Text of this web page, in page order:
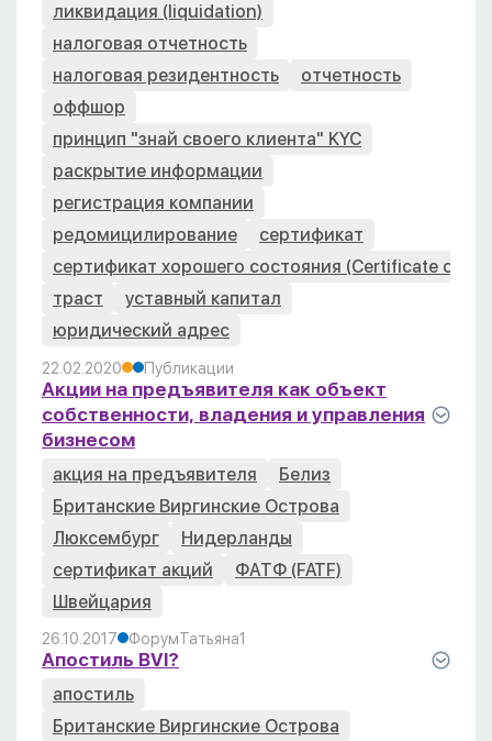
ликвидация (liquidation)
налоговая отчетность
налоговая резидентность
отчетность
оффшор
принцип "знай своего клиента" KYC
раскрытие информации
регистрация компании
редомицилирование
сертификат
сертификат хорошего состояния (Certificate of
траст
уставный капитал
юридический адрес
22.02.2020 Публикации
Акции на предъявителя как объект
собственности, владения и управления
бизнесом
акция на предъявителя
Белиз
Британские Виргинские Острова
Люксембург
Нидерланды
сертификат акций
ФАТФ (FATF)
Швейцария
26.10.2017 ФорумТатьяна1
Апостиль BVI?
апостиль
Британские Виргинские Острова